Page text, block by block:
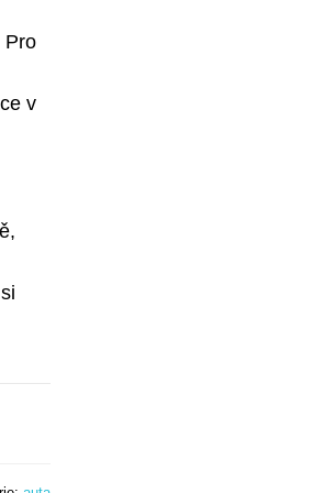
Pro
v